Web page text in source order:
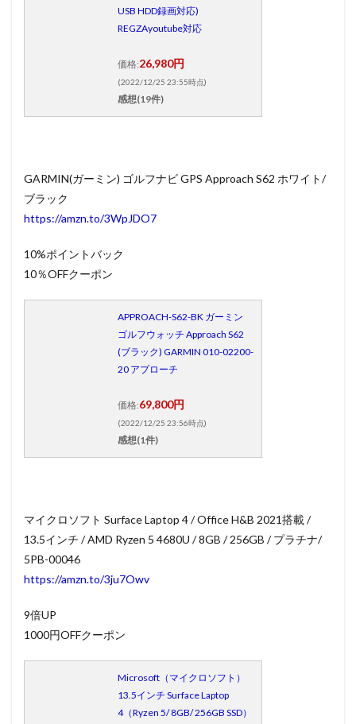
2
すすめ
商品リ
スト
コジマ
電気
（コジ
電機
USB HDD録画対応)
REGZAyoutube対応
価格:26,980円
(2022/12/25 23:55時点)
感想(19件)
GARMIN(ガーミン) ゴルフナビ GPS Approach S62 ホワイト/
ブラック
https://amzn.to/3WpJDO7
10%ポイントバック
10％OFFクーポン
APPROACH-S62-BK ガーミン
ゴルフウォッチ Approach S62
(ブラック) GARMIN 010-02200-
20 アプローチ
価格:69,800円
(2022/12/25 23:56時点)
感想(1件)
マイクロソフト Surface Laptop 4 / Office H&B 2021搭載 /
13.5インチ / AMD Ryzen 5 4680U / 8GB / 256GB / プラチナ/
5PB-00046
https://amzn.to/3ju7Owv
9倍UP
1000円OFFクーポン
Microsoft（マイクロソフト）
13.5インチ Surface Laptop
4（Ryzen 5/ 8GB/ 256GB SSD）